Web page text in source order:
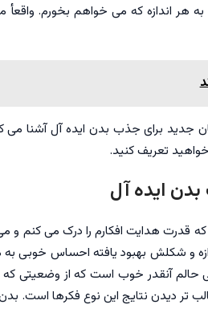
هر اندازه که می خواهم بخورم.
جدید برای جذب بدن ایده آل آشنا می
تعریف کنید.
ایده آل
قدرت هدایت افکارم را درک می کنم و می
و شکلش بهبود یافته احساس
آنقدر خوب است که از وضعیتی که
تر دیدن نتایج این نوع فکرها است.